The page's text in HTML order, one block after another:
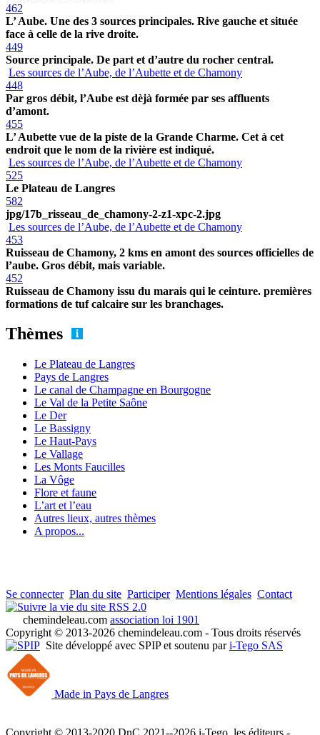
462
L’ Aube. Une des 3 sources principales. Rive gauche et située
face à celle de la rive droite.
449
Source principale. De part et d’autre du rocher central.
Les sources de l’Aube, de l’Aubette et de Chamony
448
Par gros débit, l’Aube est dèjà formée par ses affluents
d’amont.
455
L’ Aubette vue de la piste de la Grande Charme. Cet à cet
endroit que le nom de la rivière est indiqué.
Les sources de l’Aube, de l’Aubette et de Chamony
525
Le Plateau de Langres
582
jpg/17b_risseau_de_chamony-2-z1-xpc-2.jpg
Les sources de l’Aube, de l’Aubette et de Chamony
453
Ruisseau de Chamony, 2 kms en amont des sources officielles de
l’aube. Gros débit, mais variable.
452
Ruisseau de Chamony issu du marais qui le ceinture. premières
formations de tuf calcaire sur les branchages.
Thèmes
Le Plateau de Langres
Pays de Langres
Le canal de Champagne en Bourgogne
Le Val de la Petite Saône
Le Der
Le Bassigny
Le Haut-Pays
Le Vallage
Les Monts Faucilles
La Vôge
Flore et faune
L’art et l’eau
Autres lieux, autres thèmes
A propos...
Se connecter Plan du site Participer Mentions légales Contact
RSS 2.0
chemindeleau.com association loi 1901
Copyright © 2013-2026 chemindeleau.com - Tous droits réservés
Site développé avec SPIP et soutenu pari-Tego SAS
Made in Pays de Langres